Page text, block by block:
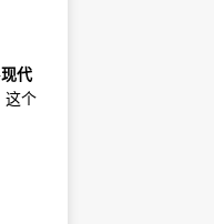
现代
这个